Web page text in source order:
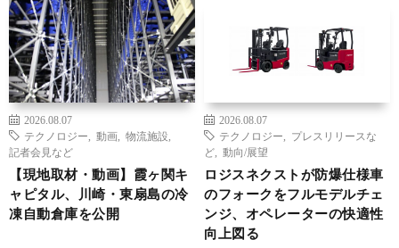
2026.08.07
テクノロジー
動画 物流施設
記者会見など
【現地取材・動画】霞ヶ関キ
ャピタル、川崎・東扇島の冷
凍自動倉庫を公開
2026.08.07
テクノロジー
プレスリリースな
ど
動向/展望
ロジスネクストが防爆仕様車
のフォークをフルモデルチェ
ンジ、オペレーターの快適性
向上図る